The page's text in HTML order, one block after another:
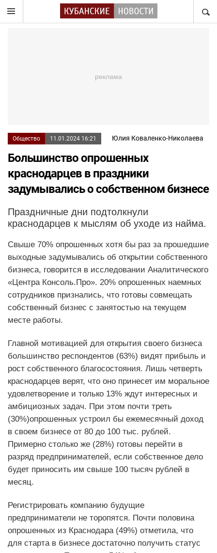
Общество 11.01.2024 16:21 Юлия Коваленко-Николаева
Большинство опрошенных
краснодарцев в праздники
задумывались о собственном бизнесе
Праздничные дни подтолкнули
краснодарцев к мыслям об уходе из найма.
Свыше 70% опрошенных хотя бы раз за прошедшие
выходные задумывались об открытии собственного
бизнеса, говорится в исследовании Аналитического
«Центра Консоль.Про». 20% опрошенных наемных
сотрудников признались, что готовы совмещать
собственный бизнес с занятостью на текущем
месте работы.
Главной мотивацией для открытия своего бизнеса
большинство респондентов (63%) видят прибыль и
рост собственного благосостояния. Лишь четверть
краснодарцев верят, что оно принесет им моральное
удовлетворение и только 13% ждут интересных и
амбициозных задач. При этом почти треть
(30%)опрошенных устроил бы ежемесячный доход
в своем бизнесе от 80 до 100 тыс. рублей.
Примерно столько же (28%) готовы перейти в
разряд предпринимателей, если собственное дело
будет приносить им свыше 100 тысяч рублей в
месяц.
Регистрировать компанию будущие
предприниматели не торопятся. Почти половина
опрошенных из Краснодара (49%) отметила, что
для старта в бизнесе достаточно получить статус